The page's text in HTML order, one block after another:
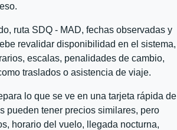
ruta SDQ - MAD, fechas observadas y
revalidar disponibilidad en el sistema,
escalas, penalidades de cambio,
traslados o asistencia de viaje.
lo que se ve en una tarjeta rápida de
pueden tener precios similares, pero
horario del vuelo, llegada nocturna,